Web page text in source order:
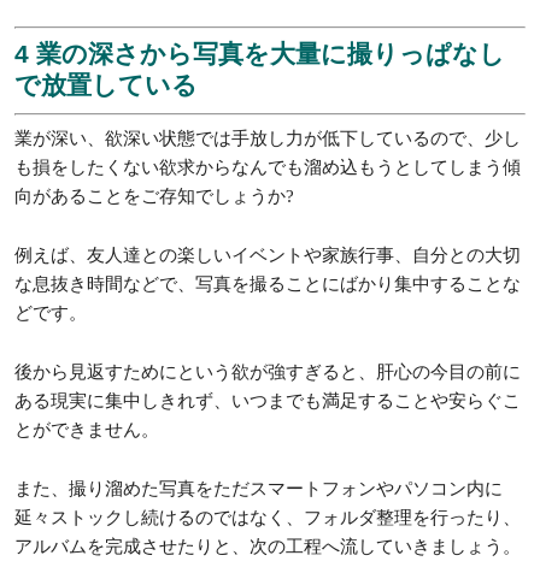
4 業の深さから写真を大量に撮りっぱなし
で放置している
業が深い、欲深い状態では手放し力が低下しているので、少し
も損をしたくない欲求からなんでも溜め込もうとしてしまう傾
向があることをご存知でしょうか?
例えば、友人達との楽しいイベントや家族行事、自分との大切
な息抜き時間などで、写真を撮ることにばかり集中することな
どです。
後から見返すためにという欲が強すぎると、肝心の今目の前に
ある現実に集中しきれず、いつまでも満足することや安らぐこ
とができません。
また、撮り溜めた写真をただスマートフォンやパソコン内に
延々ストックし続けるのではなく、フォルダ整理を行ったり、
アルバムを完成させたりと、次の工程へ流していきましょう。